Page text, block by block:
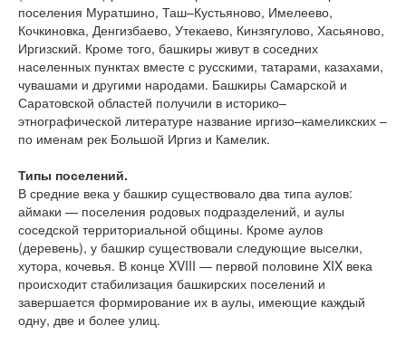
поселения Муратшино, Таш–Кустьяново, Имелеево,
Кочкиновка, Денгизбаево, Утекаево, Кинзягулово, Хасьяново,
Иргизский. Кроме того, башкиры живут в соседних
населенных пунктах вместе с русскими, татарами, казахами,
чувашами и другими народами. Башкиры Самарской и
Саратовской областей получили в историко–
этнографической литературе название иргизо–камеликских –
по именам рек Большой Иргиз и Камелик.
Типы поселений.
В средние века у башкир существовало два типа аулов:
аймаки — поселения родовых подразделений, и аулы
соседской территориальной общины. Кроме аулов
(деревень), у башкир существовали следующие выселки,
хутора, кочевья. В конце XVIII — первой половине XIX века
происходит стабилизация башкирских поселений и
завершается формирование их в аулы, имеющие каждый
одну, две и более улиц.